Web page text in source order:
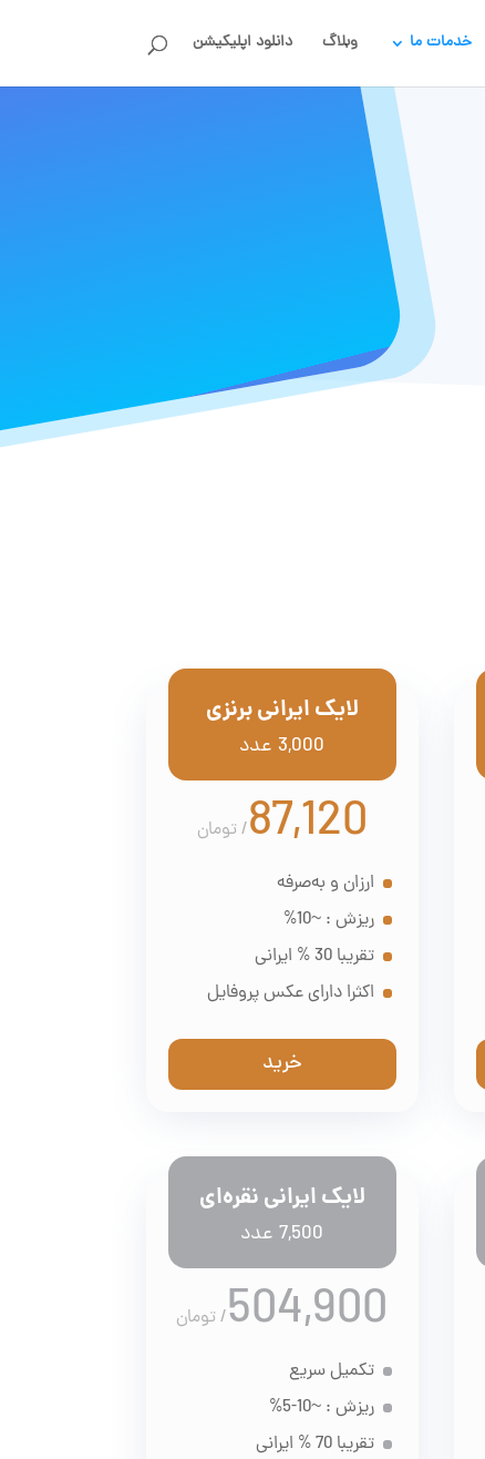
خدمات ما وبلاگ دانلود اپلیکیشن
لایک ایرانی برنزی
3,000 عدد
87,120
/ تومان
ارزان و به‌صرفه
ریزش : ~10%
تقریبا 30 % ایرانی
اکثرا دارای عکس پروفایل
خرید
لایک ایرانی نقره‌ای
7,500 عدد
504,900
/تومان
تکمیل سریع
ریزش : ~10-5%
تقریبا 70 % ایرانی